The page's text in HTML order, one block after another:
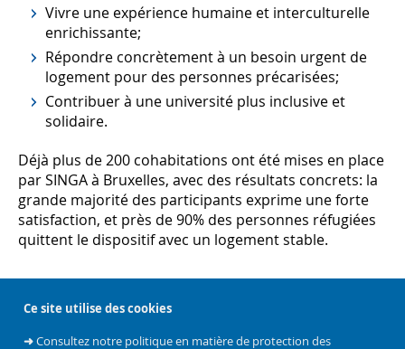
Ce site utilise des cookies
➜Consultez notre politique en matière de protection des
Vivre une expérience humaine et interculturelle
enrichissante;
Répondre concrètement à un besoin urgent de
logement pour des personnes précarisées;
Contribuer à une université plus inclusive et
solidaire.
Déjà plus de 200 cohabitations ont été mises en place
par SINGA à Bruxelles, avec des résultats concrets: la
grande majorité des participants exprime une forte
satisfaction, et près de 90% des personnes réfugiées
quittent le dispositif avec un logement stable.